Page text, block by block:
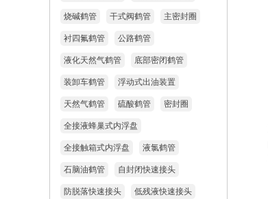
烧碱鹤管 干式阀鹤管 主密封圈
衬四氟鹤管 公路鹤管
液化天然气鹤管 底部密闭鹤管
装卸车鹤管 浮动式出油装置
天然气鹤管 硫酸鹤管 密封圈
全接液蜂巢式内浮盘
全接触箱式内浮盘 液氯鹤管
石脑油鹤管 自封闭快速接头
防脱落快速接头 低残液快速接头